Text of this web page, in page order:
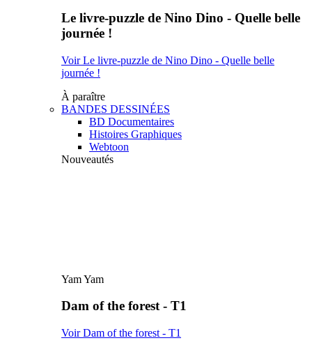
Le livre-puzzle de Nino Dino - Quelle belle
journée !
Voir Le livre-puzzle de Nino Dino - Quelle belle
journée !
À paraître
BANDES DESSINÉES
BD Documentaires
Histoires Graphiques
Webtoon
Nouveautés
Yam Yam
Dam of the forest - T1
Voir Dam of the forest - T1